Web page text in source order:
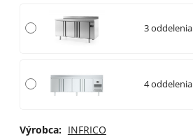
3 oddelenia
4 oddelenia
Výrobca: INFRICO